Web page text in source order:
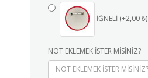
İĞNELİ (+2,00 ₺)
NOT EKLEMEK İSTER MİSİNİZ?